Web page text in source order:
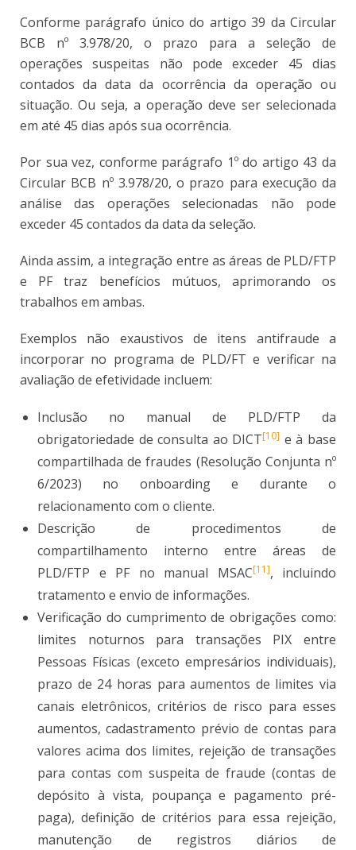
Conforme parágrafo único do artigo 39 da Circular
BCB nº 3.978/20, o prazo para a seleção de
operações suspeitas não pode exceder 45 dias
contados da data da ocorrência da operação ou
situação. Ou seja, a operação deve ser selecionada
em até 45 dias após sua ocorrência.
Por sua vez, conforme parágrafo 1º do artigo 43 da
Circular BCB nº 3.978/20, o prazo para execução da
análise das operações selecionadas não pode
exceder 45 contados da data da seleção.
Ainda assim, a integração entre as áreas de PLD/FTP
e PF traz benefícios mútuos, aprimorando os
trabalhos em ambas.
Exemplos não exaustivos de itens antifraude a
incorporar no programa de PLD/FT e verificar na
avaliação de efetividade incluem:
Inclusão no manual de PLD/FTP da
obrigatoriedade de consulta ao DICT[10] e à base
compartilhada de fraudes (Resolução Conjunta nº
6/2023) no onboarding e durante o
relacionamento com o cliente.
Descrição de procedimentos de
compartilhamento interno entre áreas de
PLD/FTP e PF no manual MSAC[11], incluindo
tratamento e envio de informações.
Verificação do cumprimento de obrigações como:
limites noturnos para transações PIX entre
Pessoas Físicas (exceto empresários individuais),
prazo de 24 horas para aumentos de limites via
canais eletrônicos, critérios de risco para esses
aumentos, cadastramento prévio de contas para
valores acima dos limites, rejeição de transações
para contas com suspeita de fraude (contas de
depósito à vista, poupança e pagamento pré-
paga), definição de critérios para essa rejeição,
manutenção de registros diários de